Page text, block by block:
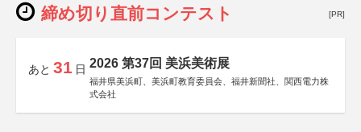
締め切り直前コンテスト [PR]
あと 31 日 2026 第37回 美浜美術展
福井県美浜町、美浜町教育委員会、福井新聞社、関西電力株
式会社